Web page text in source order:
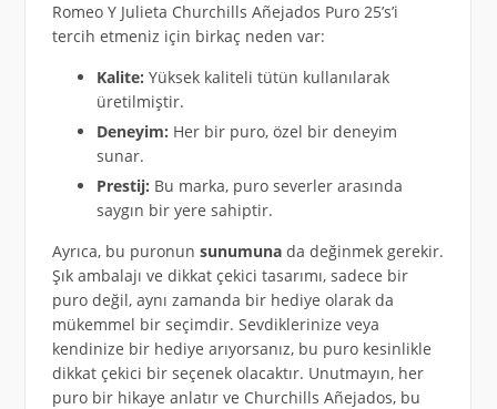
Romeo Y Julieta Churchills Añejados Puro 25’s’i
tercih etmeniz için birkaç neden var:
Kalite: Yüksek kaliteli tütün kullanılarak
üretilmiştir.
Deneyim: Her bir puro, özel bir deneyim
sunar.
Prestij: Bu marka, puro severler arasında
saygın bir yere sahiptir.
Ayrıca, bu puronun sunumunada değinmek gerekir.
Şık ambalajı ve dikkat çekici tasarımı, sadece bir
puro değil, aynı zamanda bir hediye olarak da
mükemmel bir seçimdir. Sevdiklerinize veya
kendinize bir hediye arıyorsanız, bu puro kesinlikle
dikkat çekici bir seçenek olacaktır. Unutmayın, her
puro bir hikaye anlatır ve Churchills Añejados, bu